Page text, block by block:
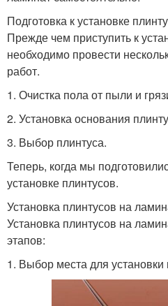
Подготовка к установке
Прежде чем приступить к
необходимо провести
работ.
1. Очистка пола от пыли и
2. Установка основания
3. Выбор плинтуса.
Теперь, когда мы
установке плинтусов.
Установка плинтусов на
Установка плинтусов на
этапов:
1. Выбор места для установки